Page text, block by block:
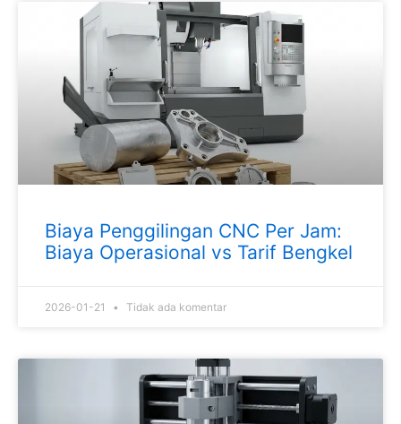
Biaya Penggilingan CNC Per Jam:
Biaya Operasional vs Tarif Bengkel
2026-01-21 Tidak ada komentar